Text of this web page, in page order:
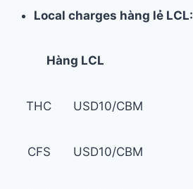
Local charges hàng lẻ LCL:
Hàng LCL
THC USD10/CBM
CFS USD10/CBM